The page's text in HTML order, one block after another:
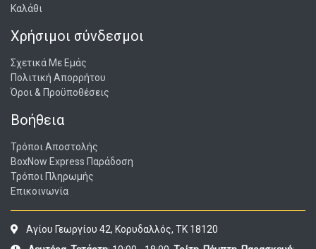
Καλάθι
Χρήσιμοι σύνδεσμοι
Σχετικά Με Εμάς
Πολιτική Απορρήτου
Όροι & Προϋποθέσεις
Βοήθεια
Τρόποι Αποστολής
BoxNow Express Παράδοση
Τρόποι Πληρωμής
Επικοινωνία
Αγίου Γεωργίου 42, Κορυδαλλός, ΤΚ 18120